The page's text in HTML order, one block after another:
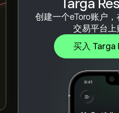
Targa
创建一个eToro账户
交易平台上
买入 Targa